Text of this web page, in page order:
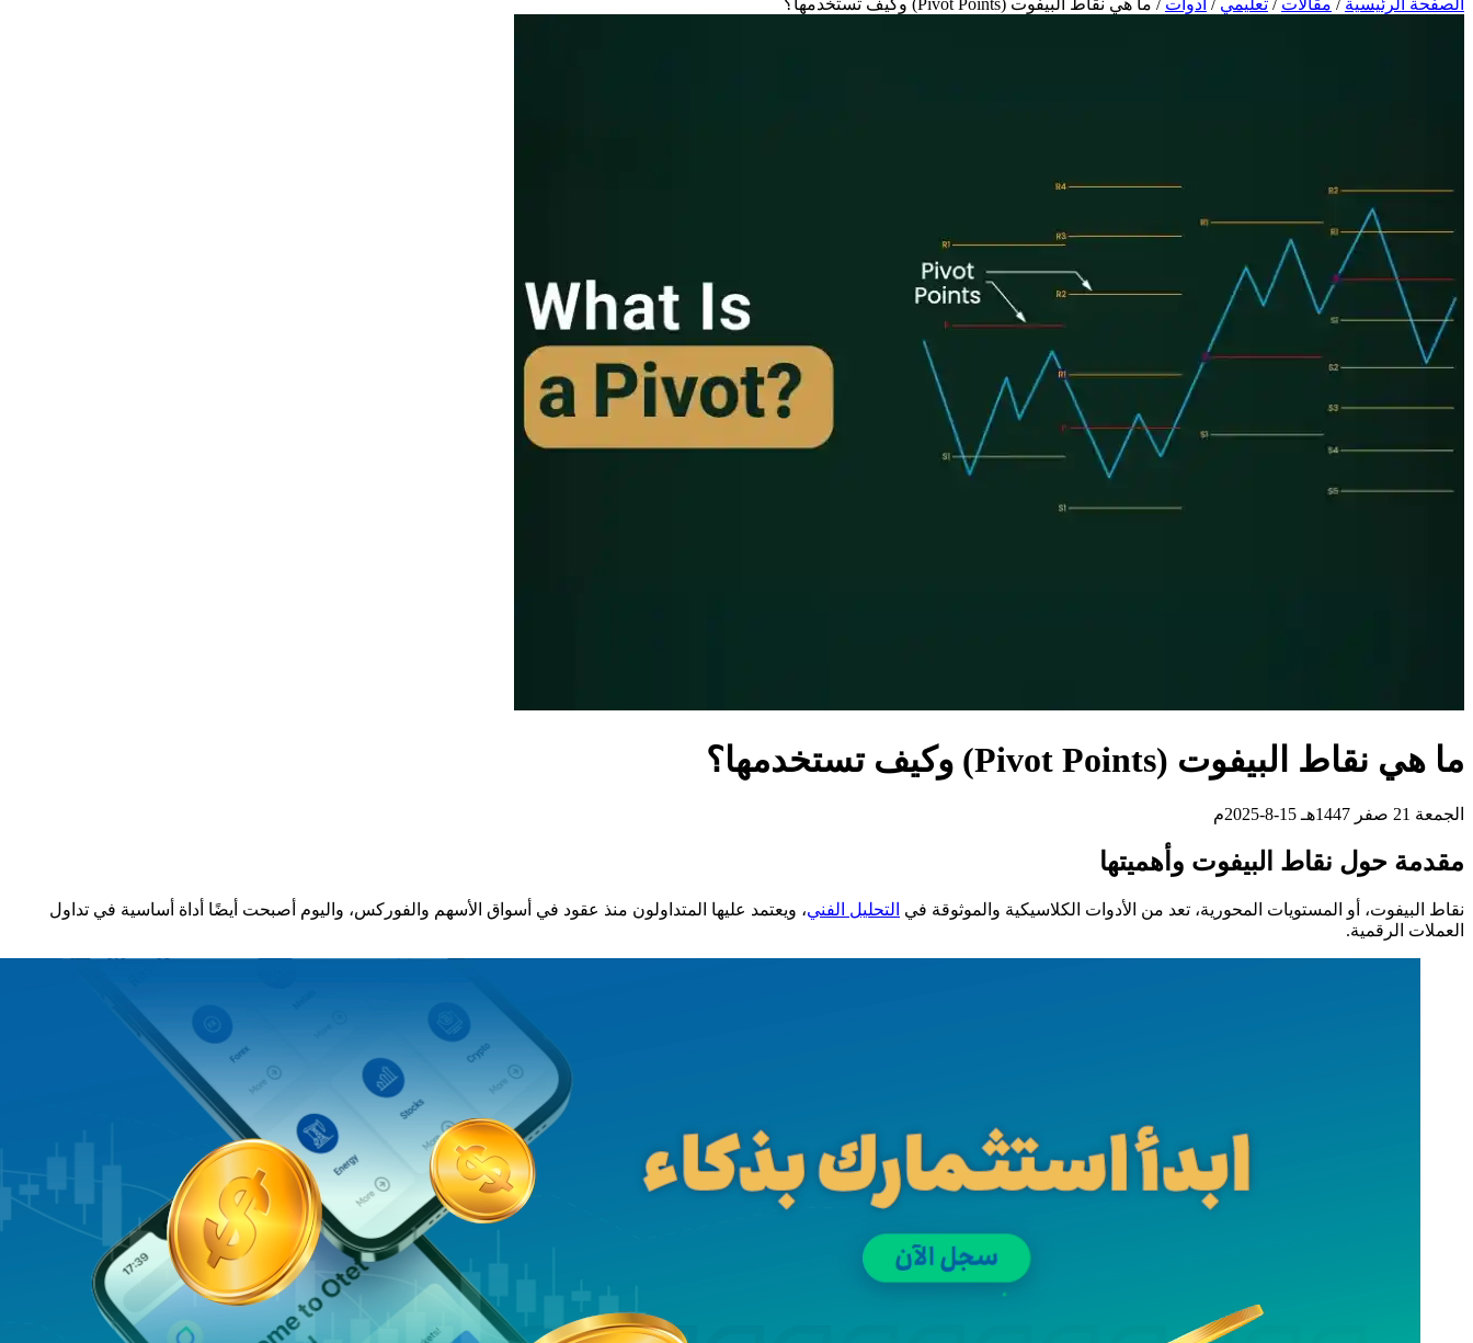
الصفحة الرئيسية / مقالات / تعليمي / أدوات / ما هي نقاط البيفوت (Pivot Points) وكيف تستخدمها؟
ما هي نقاط البيفوت (Pivot Points) وكيف تستخدمها؟
الجمعة 21 صفر 1447هـ 15-8-2025م
مقدمة حول نقاط البيفوت وأهميتها
نقاط البيفوت، أو المستويات المحورية، تعد من الأدوات الكلاسيكية والموثوقة في التحليل الفني، ويعتمد عليها المتداولون منذ عقود في أسواق الأسهم والفوركس، واليوم أصبحت أيضًا أداة أساسية في تداول
العملات الرقمية.